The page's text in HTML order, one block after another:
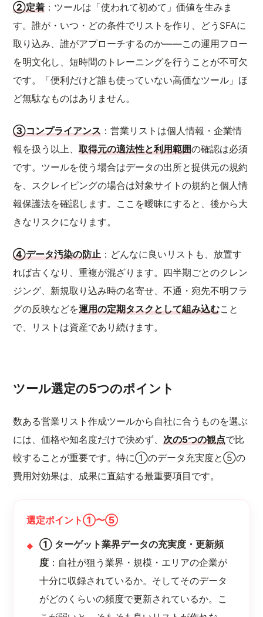
②定着 ：ツールは「使われて初めて」価値を生みま
す。誰が・いつ・どの条件でリストを作り、どうSFAに
取り込み、誰がアプローチするのか——この運用フロー
を明文化し、短時間のトレーニングを行うことが不可欠
です。「便利だけど誰も使っていない高価なツール」ほ
ど無駄なものはありません。
③コンプライアンス ：営業リストは個人情報・企業情
報を扱う以上、取得元の適法性と利用範囲の確認は必須
です。ツールを使う場合はデータの出所と提供元の規約
を、スクレイピングの場合は対象サイトの規約と個人情
報保護法を確認します。ここを曖昧にすると、後から大
きなリスクになります。
④データ汚染の防止 ：どんなに良いリストも、放置す
れば古くなり、重複が混ざります。四半期ごとのクレン
ジング、新規取り込み時の名寄せ、不通・宛先不明フラ
グの反映などを運用の定期タスクとして組み込むこと
で、リストは資産であり続けます。
ツール選定の5つのポイント
数ある営業リスト作成ツールから自社に合うものを選ぶ
には、価格や知名度だけで決めず、次の5つの観点で比
較することが重要です。特に①のデータ充実度と⑤の
費用対効果は、成果に直結する最重要項目です。
選定ポイント①〜⑤
① ターゲット業界データの充実度・更新頻
度 ：自社が狙う業界・規模・エリアの企業が
十分に収録されているか。そしてそのデータ
がどのくらいの頻度で更新されているか。こ